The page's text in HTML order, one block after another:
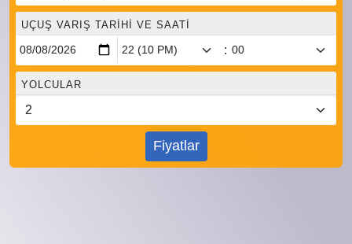
UÇUŞ VARIŞ TARIHI VE SAATI
:
YOLCULAR
Fiyatlar